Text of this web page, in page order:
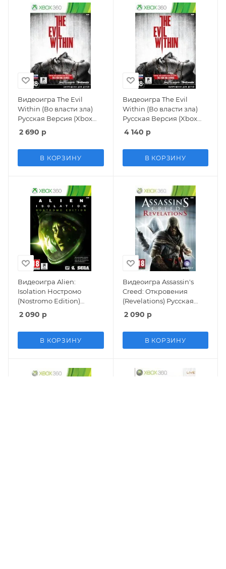
Видеоигра The Evil
Within (Во власти зла)
Русская Версия (Xbox
360) USED Б/У
2 690 р
В КОРЗИНУ
Видеоигра The Evil
Within (Во власти зла)
Русская Версия (Xbox
360)
4 140 р
В КОРЗИНУ
Видеоигра Alien:
Isolation Ностромо
(Nostromo Edition)
Специальное Издание
(Special Edition) Русская
2 090 р
В КОРЗИНУ
Видеоигра Assassin's
Creed: Откровения
(Revelations) Русская
Версия (Xbox 360/Xbox
One) USED Б/У
2 090 р
В КОРЗИНУ